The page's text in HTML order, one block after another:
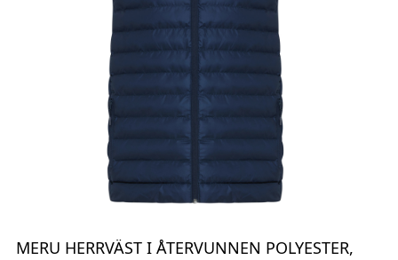
MERU HERRVÄST I ÅTERVUNNEN POLYESTER,